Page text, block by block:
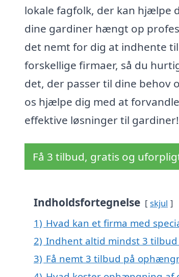
lokale fagfolk, der kan hjælpe
dine gardiner hængt op
det nemt for dig at indhente
forskellige firmaer, så du
det, der passer til dine behov
os hjælpe dig med at
effektive løsninger til gardiner!
Få 3 tilbud, gratis og
Indholdsfortegnelse skjul
1) Hvad kan et firma med
2) Indhent altid mindst 3
3) Få nemt 3 tilbud på